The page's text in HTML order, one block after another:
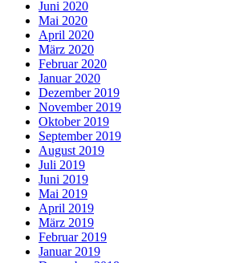
Juni 2020
Mai 2020
April 2020
März 2020
Februar 2020
Januar 2020
Dezember 2019
November 2019
Oktober 2019
September 2019
August 2019
Juli 2019
Juni 2019
Mai 2019
April 2019
März 2019
Februar 2019
Januar 2019